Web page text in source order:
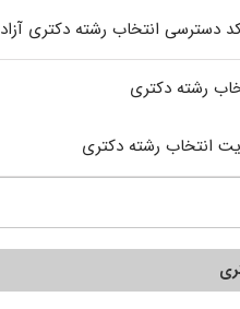
دسترسی انتخاب رشته دکتری آزاد
رشته دکتری
انتخاب رشته دکتری